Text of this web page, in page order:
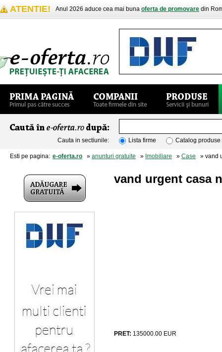
ATENTIE! Anul 2026 aduce cea mai buna oferta de promovare din
Cauta in sectiunile: Lista firme Catalog produse
Esti pe pagina: e-oferta.ro » anunturi gratuite » Imobiliare » Case » vand
vand urgent casa
PRET: 135000.00 EUR